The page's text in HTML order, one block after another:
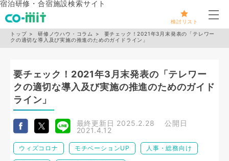
宿泊研修・合宿施設検索サイト
検討リスト
メ
トップ 研修ノウハウ・コラム
要チェック！2021年3月末発表の「テレワー
クの適切な導入及び実施の推進のためのガイドライン」
要チェック！2021年3月末発表の「テレワー
クの適切な導入及び実施の推進のためのガイド
ライン」
最終更新日 2025.2.28
公開日
2021.4.12
ウィズコロナ モチベーションUP 人事・総務向け